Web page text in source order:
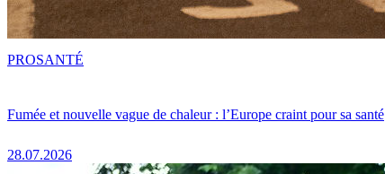
Fumée et nouvelle vague de chaleur : l’Europe craint pour sa santé
28.07.2026
PROSANTÉ